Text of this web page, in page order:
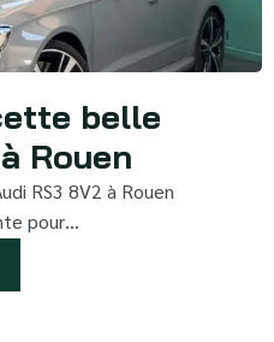
belle
Rouen
RS3 8V2 à Rouen
pour…